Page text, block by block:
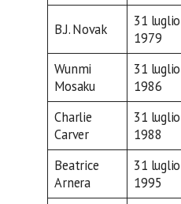
B.J. Novak
31 luglio
1979
Wunmi
Mosaku
31 luglio
1986
Charlie
Carver
31 luglio
1988
Beatrice
Arnera
31 luglio
1995